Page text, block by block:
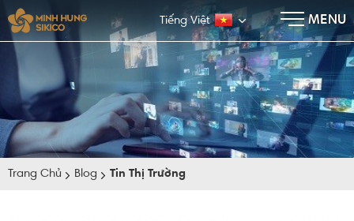
Tiếng Việt MENU
×
Trang Chủ Blog Tin Thị Trường